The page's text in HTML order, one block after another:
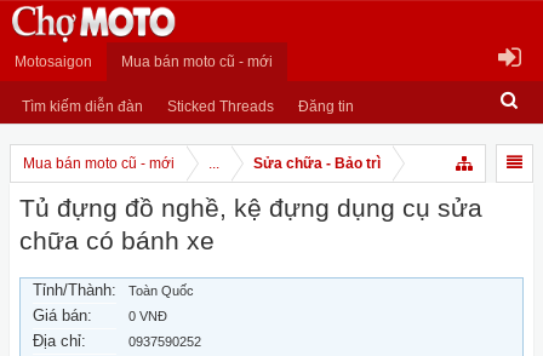
Motosaigon Mua bán moto cũ - mới
Tìm kiếm diễn đàn Sticked Threads Đăng tin
Mua bán moto cũ - mới ... Sửa chữa - Bảo trì
Tủ đựng đồ nghề, kệ đựng dụng cụ sửa
chữa có bánh xe
Tỉnh/Thành: Toàn Quốc
Giá bán: 0 VNĐ
Địa chỉ: 0937590252